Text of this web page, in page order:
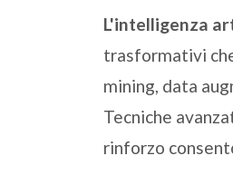
L'intelligenza
trasformativi
mining, data
Tecniche
rinforzo